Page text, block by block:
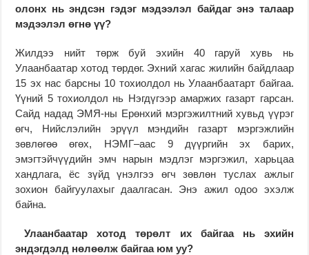
олонх нь эндсэн гэдэг мэдээлэл байдаг энэ талаар
мэдээлэл өгнө үү?
Жилдээ нийт төрж буй эхийн 40 гаруй хувь нь
Улаанбаатар хотод төрдөг. Эхний хагас жилийн байдлаар
15 эх нас барсны 10 тохиолдол нь Улаанбаатарт байгаа.
Үүний 5 тохиолдол нь Нэгдүгээр амаржих газарт гарсан.
Сайд надад ЭМЯ-ны Ерөнхий мэргэжилтний хувьд үүрэг
өгч, Нийслэлийн эрүүл мэндийн газарт мэргэжлийн
зөвлөгөө өгөх, НЭМГ–аас 9 дүүргийн эх барих,
эмэгтэйчүүдийн эмч нарын мэдлэг мэргэжил, харьцаа
хандлага, ёс зүйд үнэлгээ өгч зөвлөн туслах ажлыг
зохион байгуулахыг даалгасан. Энэ ажил одоо эхэлж
байна.
Улаанбаатар хотод төрөлт их байгаа нь эхийн
эндэгдэлд нөлөөлж байгаа юм уу?